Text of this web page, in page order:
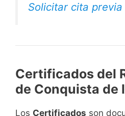
Solicitar cita previa
Certificados del
de Conquista de
Los Certificados son